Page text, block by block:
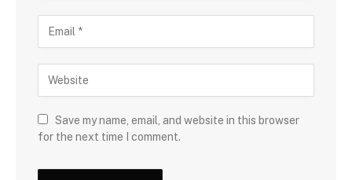
Save my name, email, and website in this browser
for the next time I comment.